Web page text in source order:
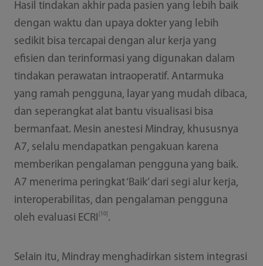
Hasil tindakan akhir pada pasien yang lebih baik
dengan waktu dan upaya dokter yang lebih
sedikit bisa tercapai dengan alur kerja yang
efisien dan terinformasi yang digunakan dalam
tindakan perawatan intraoperatif. Antarmuka
yang ramah pengguna, layar yang mudah dibaca,
dan seperangkat alat bantu visualisasi bisa
bermanfaat. Mesin anestesi Mindray, khususnya
A7, selalu mendapatkan pengakuan karena
memberikan pengalaman pengguna yang baik.
A7 menerima peringkat ‘Baik’ dari segi alur kerja,
interoperabilitas, dan pengalaman pengguna
oleh evaluasi ECRI
[10] .
Selain itu, Mindray menghadirkan sistem integrasi